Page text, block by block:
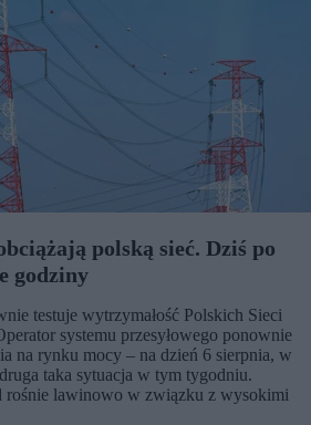
polską sieć. Dziś po
godziny
testuje wytrzymałość Polskich Sieci
systemu przesyłowego ponownie
na rynku mocy – na dzień 6 sierpnia, w
taka sytuacja w tym tygodniu.
rośnie lawinowo w związku z wysokimi